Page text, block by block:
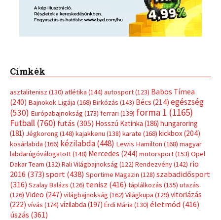
Címkék
asztalitenisz (130) atlétika (144) autosport(123) Babos Tímea
(240) Bajnokok Ligája (168) Birkózás (143) Bécs (214) egészség
(530) Európabajnokság (173) ferrari (139) forma 1 (1165)
Futball (760) futás (305) Hosszú Katinka (186) hungaroring
(181) Jégkorong (148) kajakkenu (138) karate (168) kickbox(204)
kosárlabda (166) kézilabda(448) Lewis Hamilton (168) magyar
labdarúgóválogatott(148) Mercedes (244) motorsport(153) Opel
Dakar Team (132) Rali Világbajnokság (122) Rendezvény(142) rio
2016 (373) sport(438) Sportime Magazin (128) szabadidősport
(316) Szalay Balázs (126) tenisz (416) táplálkozás (155) utazás
(126) Video (247) világbajnokság (162) Világkupa (129) vitorlázás
(222) vívás (174) vízilabda (197) Érdi Mária (130) életmód(416)
úszás (361)